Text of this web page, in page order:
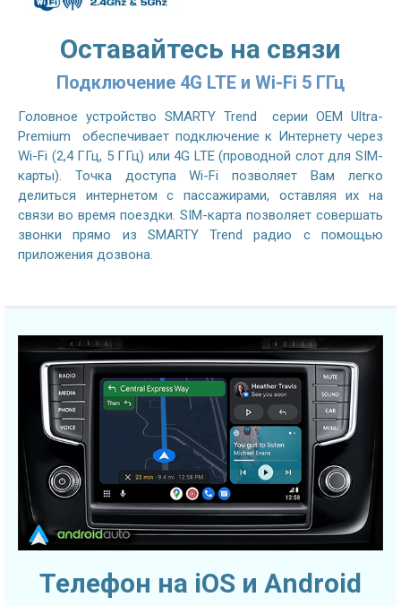
Оставайтесь на связи
Подключение 4G LTE и Wi-Fi 5 ГГц
Головное устройство SMARTY Trend серии OEM Ultra-
Premium обеспечивает подключение к Интернету через
Wi-Fi (2,4 ГГц, 5 ГГц) или 4G LTE (проводной слот для SIM-
карты). Точка доступа Wi-Fi позволяет Вам легко
делиться интернетом с пассажирами, оставляя их на
связи во время поездки. SIM-карта позволяет совершать
звонки прямо из SMARTY Trend радио с помощью
приложения дозвона.
Телефон на iOS и Android